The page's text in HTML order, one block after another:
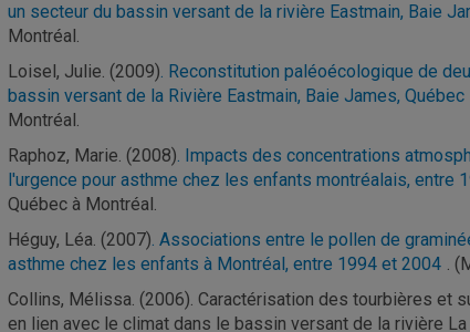
un secteur du bassin versant de la rivière Eastmain, Baie
Montréal.
Loisel, Julie. (2009). Reconstitution paléoécologique de
bassin versant de la Rivière Eastmain, Baie James, Québec
Montréal.
Raphoz, Marie. (2008). Impacts des concentrations
l'urgence pour asthme chez les enfants montréalais, entre
Québec à Montréal.
Héguy, Léa. (2007). Associations entre le pollen de
asthme chez les enfants à Montréal, entre 1994 et 2004 .
Collins, Mélissa. (2006). Caractérisation des tourbières et
en lien avec le climat dans le bassin versant de la rivière